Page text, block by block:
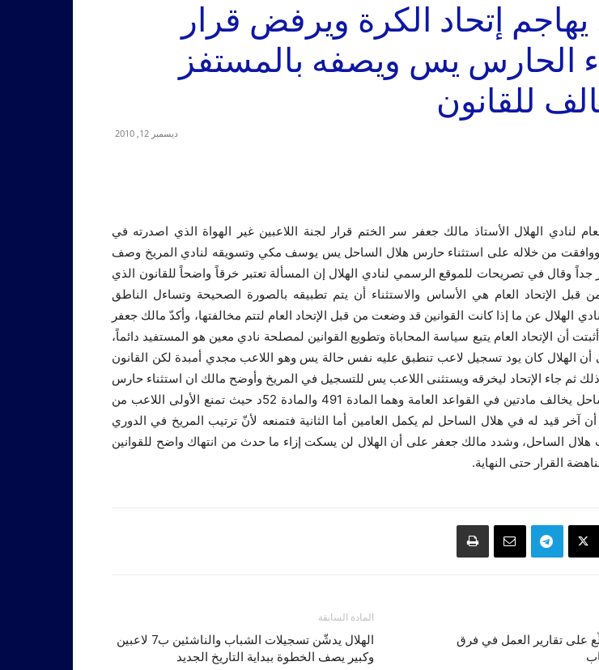
S.C
يهاجم إتحاد الكرة ويرفض قرار
الحارس يس ويصفه بالمستفز
للقانون
ديسمبر 12, 2010
لنادي الهلال الأستاذ مالك جعفر سر الختم قرار لجنة اللاعبين غير الهواة الذي اصدرته في
من خلاله على استثناء حارس هلال الساحل يس يوسف مكي وتسويقه لنادي المريخ وصف
جداً وقال في تصريحات للموقع الرسمي لنادي الهلال إن المسألة تعتبر خرقاً واضحاً للقانون الذي
قبل الإتحاد العام هي الأساس والاستثناء أن يتم تطبيقه بالصورة الصحيحة وتساءل الناطق
الهلال عن ما إذا كانت القوانين قد وضعت من قبل الإتحاد العام لتتم مخالفتها، وأكدّ مالك جعفر
أن الإتحاد العام يتبع سياسة المحاباة وتطويع القوانين لمصلحة نادي معين هو المستفيد دائماً،
أن الهلال كان يود تسجيل لاعب تنطبق عليه نفس حالة يس وهو اللاعب مجدي أمبدة لكن القانون
ثم جاء الإتحاد ليخرقه ويستثنى اللاعب يس للتسجيل في المريخ وأوضح مالك ان استثناء حارس
مرمى هلال الساحل يخالف مادتين في القواعد العامة وهما المادة 491 والمادة 52د حيث تمنع الأولى اللاعب من
أن آخر قيد له في هلال الساحل لم يكمل العامين أما الثانية فتمنعه لأنّ ترتيب المريخ في الدوري
الساحل، وشدد مالك جعفر على أن الهلال لن يسكت إزاء ما حدث من انتهاك واضح للقوانين
القرار حتى النهاية.
المادة السابقة
الهلال يدشّن تسجيلات الشباب والناشئين ب7 لاعبين
وكبير يصف الخطوة ببداية التاريخ الجديد
على تقارير العمل في فرق